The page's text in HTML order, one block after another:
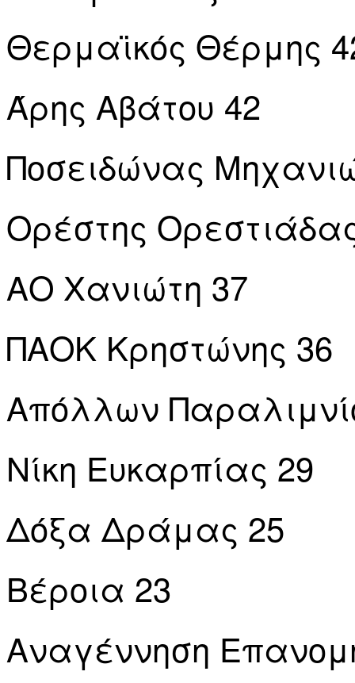
Θερμαϊκός Θέρμης
Άρης Αβάτου 42
Ποσειδώνας
Ορέστης
ΑΟ Χανιώτη 37
ΠΑΟΚ Κρηστώνης 36
Απόλλων
Νίκη Ευκαρπίας 29
Δόξα Δράμας 25
Βέροια 23
Αναγέννηση